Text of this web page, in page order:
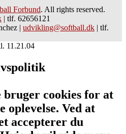
Forbund. All rights reserved.
| tlf. 62656121
| udvikling@softball.dk | tlf.
bruger cookies for at
oplevelse. Ved at
accepterer du